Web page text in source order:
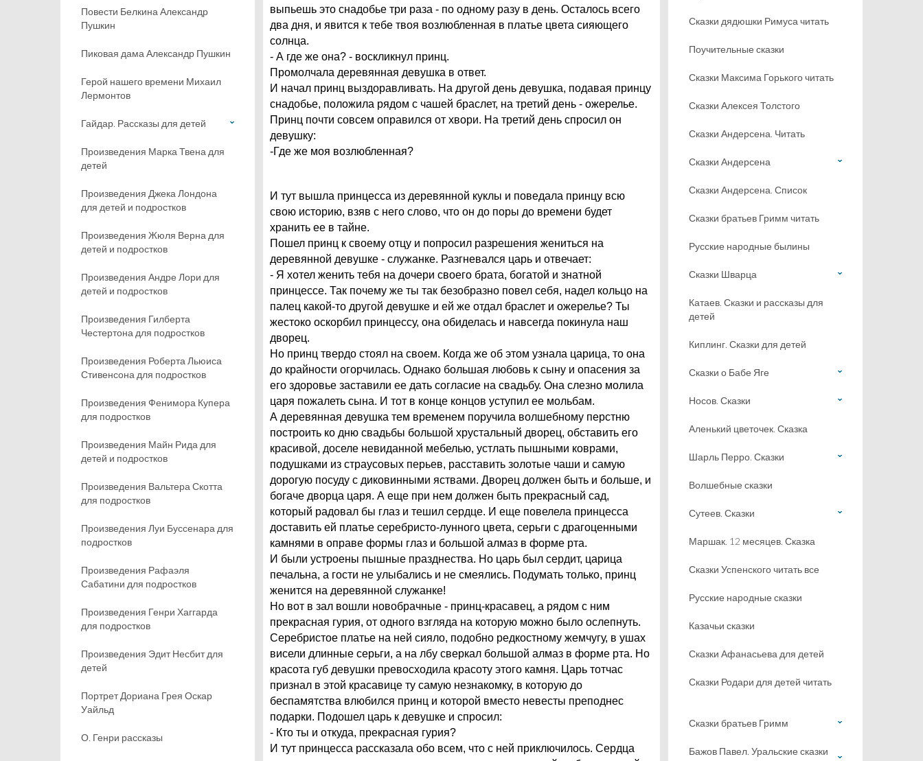
выпьешь это снадобье три раза - по одному разу в день. Осталось всего
два дня, и явится к тебе твоя возлюбленная в платье цвета сияющего
солнца.
- А где же она? - воскликнул принц.
Промолчала деревянная девушка в ответ.
И начал принц выздоравливать. На другой день девушка, подавая принцу
снадобье, положила рядом с чашей браслет, на третий день - ожерелье.
Принц почти совсем оправился от хвори. На третий день спросил он
девушку:
-Где же моя возлюбленная?
И тут вышла принцесса из деревянной куклы и поведала принцу всю
свою историю, взяв с него слово, что он до поры до времени будет
хранить ее в тайне.
Пошел принц к своему отцу и попросил разрешения жениться на
деревянной девушке - служанке. Разгневался царь и отвечает:
- Я хотел женить тебя на дочери своего брата, богатой и знатной
принцессе. Так почему же ты так безобразно повел себя, надел кольцо на
палец какой-то другой девушке и ей же отдал браслет и ожерелье? Ты
жестоко оскорбил принцессу, она обиделась и навсегда покинула наш
дворец.
Но принц твердо стоял на своем. Когда же об этом узнала царица, то она
до крайности огорчилась. Однако большая любовь к сыну и опасения за
его здоровье заставили ее дать согласие на свадьбу. Она слезно молила
царя пожалеть сына. И тот в конце концов уступил ее мольбам.
А деревянная девушка тем временем поручила волшебному перстню
построить ко дню свадьбы большой хрустальный дворец, обставить его
красивой, доселе невиданной мебелью, устлать пышными коврами,
подушками из страусовых перьев, расставить золотые чаши и самую
дорогую посуду с диковинными яствами. Дворец должен быть и больше, и
богаче дворца царя. А еще при нем должен быть прекрасный сад,
который радовал бы глаз и тешил сердце. И еще повелела принцесса
доставить ей платье серебристо-лунного цвета, серьги с драгоценными
камнями в оправе формы глаз и большой алмаз в форме рта.
И были устроены пышные празднества. Но царь был сердит, царица
печальна, а гости не улыбались и не смеялись. Подумать только, принц
женится на деревянной служанке!
Но вот в зал вошли новобрачные - принц-красавец, а рядом с ним
прекрасная гурия, от одного взгляда на которую можно было ослепнуть.
Серебристое платье на ней сияло, подобно редкостному жемчугу, в ушах
висели длинные серьги, а на лбу сверкал большой алмаз в форме рта. Но
красота губ девушки превосходила красоту этого камня. Царь тотчас
признал в этой красавице ту самую незнакомку, в которую до
беспамятства влюбился принц и которой вместо невесты преподнес
подарки. Подошел царь к девушке и спросил:
- Кто ты и откуда, прекрасная гурия?
И тут принцесса рассказала обо всем, что с ней приключилось. Сердца
Повести Белкина Александр
Пушкин
Пиковая дама Александр Пушкин
Герой нашего времени Михаил
Лермонтов
Гайдар. Рассказы для детей
Произведения Марка Твена для
детей
Произведения Джека Лондона
для детей и подростков
Произведения Жюля Верна для
детей и подростков
Произведения Андре Лори для
детей и подростков
Произведения Гилберта
Честертона для подростков
Произведения Роберта Льюиса
Стивенсона для подростков
Произведения Фенимора Купера
для подростков
Произведения Майн Рида для
детей и подростков
Произведения Вальтера Скотта
для подростков
Произведения Луи Буссенара для
подростков
Произведения Рафаэля
Сабатини для подростков
Произведения Генри Хаггарда
для подростков
Произведения Эдит Несбит для
детей
Портрет Дориана Грея Оскар
Уайльд
О. Генри рассказы
Сказки дядюшки Римуса читать
Поучительные сказки
Сказки Максима Горького читать
Сказки Алексея Толстого
Сказки Андерсена. Читать
Сказки Андерсена
Сказки Андерсена. Список
Сказки братьев Гримм читать
Русские народные былины
Сказки Шварца
Катаев. Сказки и рассказы для
детей
Киплинг. Сказки для детей
Сказки о Бабе Яге
Носов. Сказки
Аленький цветочек. Сказка
Шарль Перро. Сказки
Волшебные сказки
Сутеев. Сказки
Маршак. 12 месяцев. Сказка
Сказки Успенского читать все
Русские народные сказки
Казачьи сказки
Сказки Афанасьева для детей
Сказки Родари для детей читать
Сказки братьев Гримм
Бажов Павел. Уральские сказки